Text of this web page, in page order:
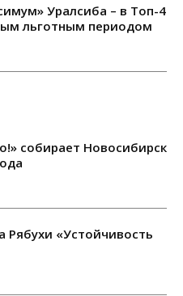
Уралсиба – в Топ-4
льготным периодом
собирает Новосибирск
Рябухи «Устойчивость